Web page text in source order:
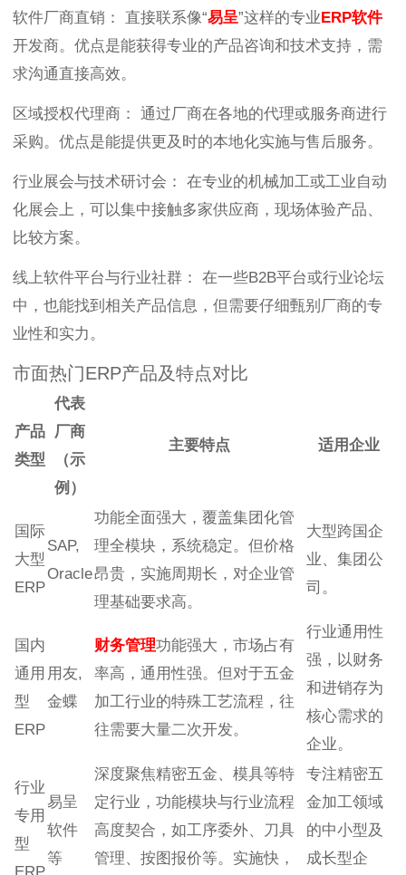
软件厂商直销： 直接联系像“易呈”这样的专业ERP软件
开发商。优点是能获得专业的产品咨询和技术支持，需
求沟通直接高效。
区域授权代理商： 通过厂商在各地的代理或服务商进行
采购。优点是能提供更及时的本地化实施与售后服务。
行业展会与技术研讨会： 在专业的机械加工或工业自动
化展会上，可以集中接触多家供应商，现场体验产品、
比较方案。
线上软件平台与行业社群： 在一些B2B平台或行业论坛
中，也能找到相关产品信息，但需要仔细甄别厂商的专
业性和实力。
市面热门ERP产品及特点对比
产品
类型
代表
厂商
（示
例）
主要特点 适用企业
国际
大型
ERP
SAP,
Oracle
功能全面强大，覆盖集团化管
理全模块，系统稳定。但价格
昂贵，实施周期长，对企业管
理基础要求高。
大型跨国企
业、集团公
司。
国内
通用
型
ERP
用友,
金蝶
财务管理功能强大，市场占有
率高，通用性强。但对于五金
加工行业的特殊工艺流程，往
往需要大量二次开发。
行业通用性
强，以财务
和进销存为
核心需求的
企业。
行业
专用
型
易呈
软件
等
深度聚焦精密五金、模具等特
定行业，功能模块与行业流程
高度契合，如工序委外、刀具
管理、按图报价等。实施快，
专注精密五
金加工领域
的中小型及
成长型企